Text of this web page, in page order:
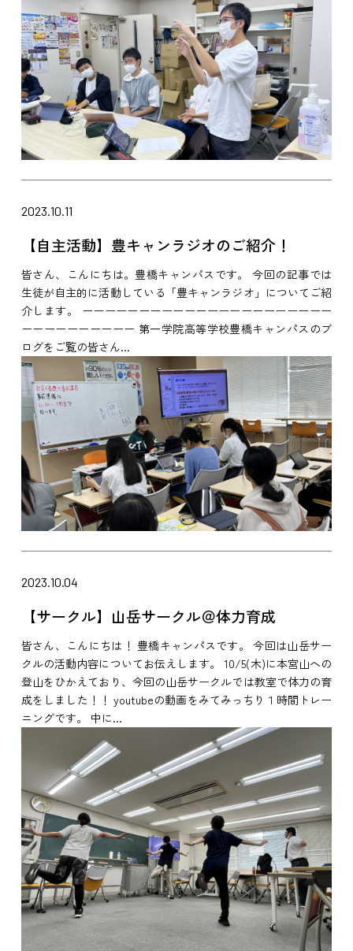
2023.10.11
【自主活動】豊キャンラジオのご紹介！
皆さん、こんにちは。豊橋キャンパスです。 今回の記事では
生徒が自主的に活動している「豊キャンラジオ」についてご紹
介します。 ーーーーーーーーーーーーーーーーーーーーーー
ーーーーーーーーーー 第一学院高等学校豊橋キャンパスのブ
ログをご覧の皆さん...
2023.10.04
【サークル】山岳サークル＠体力育成
皆さん、こんにちは！ 豊橋キャンパスです。 今回は山岳サー
クルの活動内容についてお伝えします。 10/5(木)に本宮山への
登山をひかえており、今回の山岳サークルでは教室で体力の育
成をしました！！ youtubeの動画をみてみっちり１時間トレー
ニングです。 中に...